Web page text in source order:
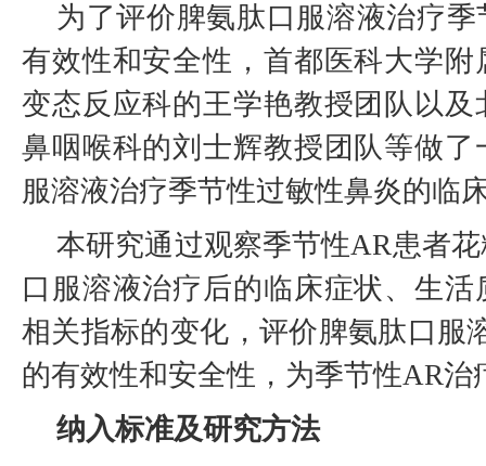
为了评价脾氨肽口服溶液治疗
有效性和安全性，首都医科大学附
变态反应科的王学艳教授团队以及
鼻咽喉科的刘士辉教授团队等做了
服溶液治疗季节性过敏性鼻炎的临
本研究通过观察季节性AR患者
口服溶液治疗后的临床症状、生
相关指标的变化，评价脾氨肽口服
的有效性和安全性，为季节性AR治
纳入标准及研究方法